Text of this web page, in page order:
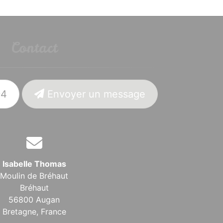
Envoyer un message
Isabelle Thomas
Moulin de Bréhaut
Bréhaut
56800 Augan
Bretagne, France